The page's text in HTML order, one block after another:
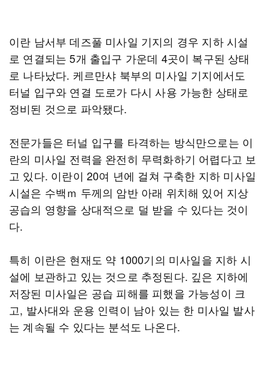
이란 남서부 데즈풀 미사일 기지의 경우 지하 시설
로 연결되는 5개 출입구 가운데 4곳이 복구된 상태
로 나타났다. 케르만샤 북부의 미사일 기지에서도
터널 입구와 연결 도로가 다시 사용 가능한 상태로
정비된 것으로 파악됐다.
전문가들은 터널 입구를 타격하는 방식만으로는 이
란의 미사일 전력을 완전히 무력화하기 어렵다고 보
고 있다. 이란이 20여 년에 걸쳐 구축한 지하 미사일
시설은 수백ｍ 두께의 암반 아래 위치해 있어 지상
공습의 영향을 상대적으로 덜 받을 수 있다는 것이
다.
특히 이란은 현재도 약 1000기의 미사일을 지하 시
설에 보관하고 있는 것으로 추정된다. 깊은 지하에
저장된 미사일은 공습 피해를 피했을 가능성이 크
고, 발사대와 운용 인력이 남아 있는 한 미사일 발사
는 계속될 수 있다는 분석도 나온다.